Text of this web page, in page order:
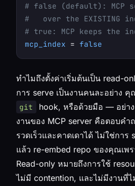
# false (default): MCP
#   over the EXISTING
# true: MCP keeps the
mcp_index = false
ทำไมถึงตั้งค่าเริ่มต้นเป็น read-
การ serve เป็นงานคนละอย่าง
git
hook, หรือด้วยมือ — อย่าง
งานของ MCP server คือตอบคำ
รวดเร็วและคาดเดาได้ ไม่ใช่กา
แล้ว re-embed repo ของคุณเพ
Read-only หมายถึงการใช้
ไม่มี contention, และไม่มีงานที่